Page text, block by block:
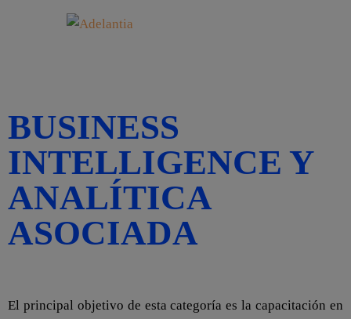
BUSINESS
INTELLIGENCE Y
ANALÍTICA
ASOCIADA
El principal objetivo de esta categoría es la capacitación en